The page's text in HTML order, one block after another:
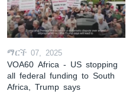
ማርች 07, 2025
VOA60 Africa - US stopping
all federal funding to South
Africa, Trump says